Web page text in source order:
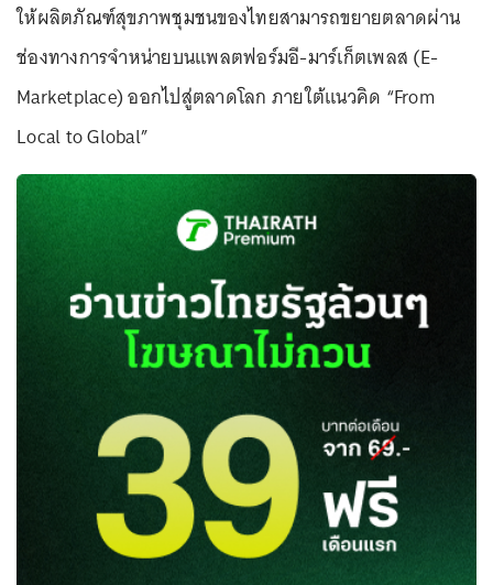
ให้ผลิตภัณฑ์สุขภาพชุมชนของไทยสามารถขยายตลาดผ่าน
ช่องทางการจำหน่ายบนแพลตฟอร์มอี-มาร์เก็ตเพลส (E-
Marketplace) ออกไปสู่ตลาดโลก ภายใต้แนวคิด “From
Local to Global”